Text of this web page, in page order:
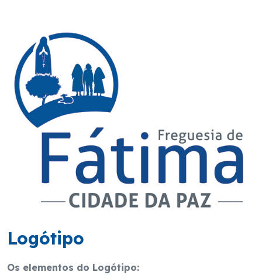
Logótipo
Os elementos do Logótipo: